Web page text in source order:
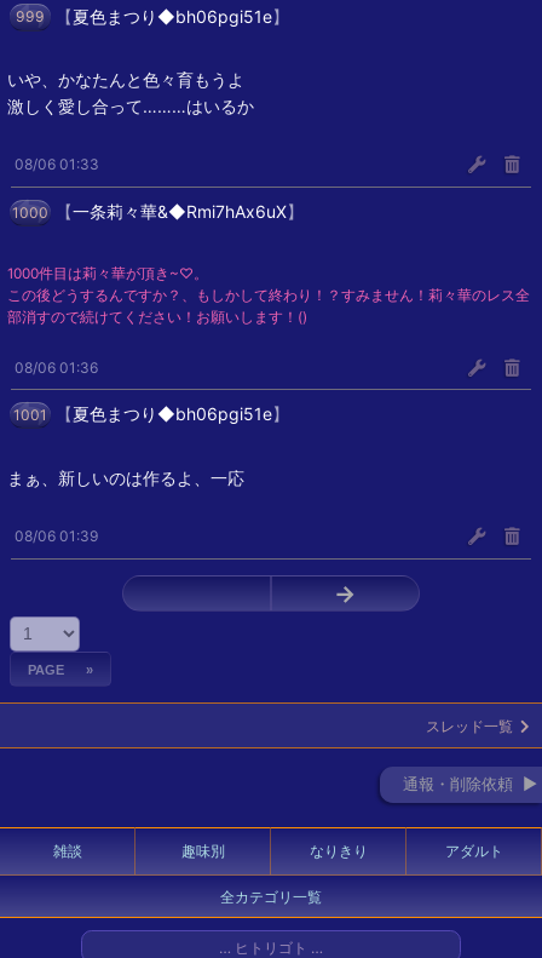
999 【夏色まつり◆bh06pgi51e】
いや、かなたんと色々育もうよ
激しく愛し合って………はいるか
08/06 01:33
1000 【一条莉々華&◆Rmi7hAx6uX】
1000件目は莉々華が頂き~♡。
この後どうするんですか？、もしかして終わり！？すみません！莉々華のレス全
部消すので続けてください！お願いします！()
08/06 01:36
1001 【夏色まつり◆bh06pgi51e】
まぁ、新しいのは作るよ、一応
08/06 01:39
→
スレッド一覧
通報・削除依頼 ►
雑談 趣味別 なりきり アダルト
全カテゴリ一覧
… ヒトリゴト …